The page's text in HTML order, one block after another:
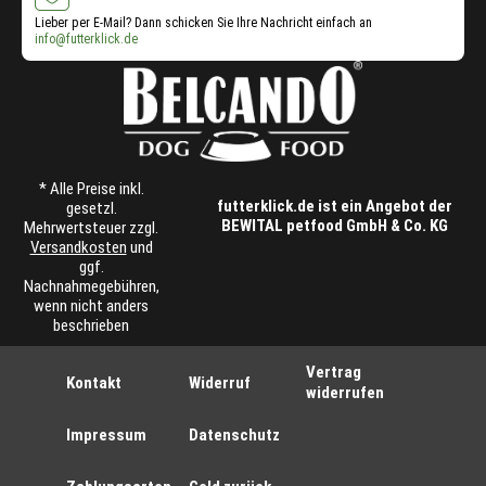
Lieber per E-Mail? Dann schicken Sie Ihre Nachricht einfach an
info@futterklick.de
* Alle Preise inkl.
gesetzl.
Mehrwertsteuer zzgl.
Versandkosten und
ggf.
Nachnahmegebühren,
wenn nicht anders
beschrieben
futterklick.de ist ein Angebot der
BEWITAL petfood GmbH & Co. KG
Kontakt
Impressum
Widerruf
Datenschutz
Vertrag
widerrufen